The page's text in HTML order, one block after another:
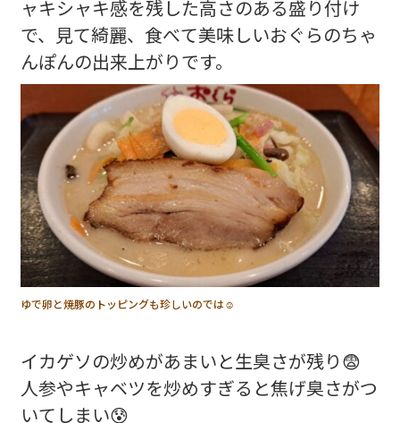
ャキシャキ感を残した高さのある盛り付け
で、見て綺麗、食べて美味しいおぐらのちゃ
んぽんの出来上がりです。
ゆで卵と焼豚のトッピングも珍しいのでは☺️
イカゲソの炒めがあまいと生臭さが残り😨
人参やキャベツを炒めすぎると焦げ臭さがつ
いてしまい😰